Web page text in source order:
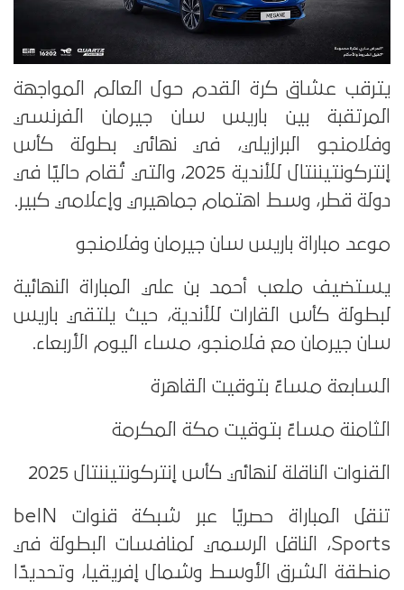
يترقب عشاق كرة القدم حول العالم المواجهة
المرتقبة بين باريس سان جيرمان الفرنسي
وفلامنجو البرازيلي، في نهائي بطولة كأس
إنتركونتيننتال للأندية 2025، والتي تُقام حاليًا في
دولة قطر، وسط اهتمام جماهيري وإعلامي كبير.
موعد مباراة باريس سان جيرمان وفلامنجو
يستضيف ملعب أحمد بن علي المباراة النهائية
لبطولة كأس القارات للأندية، حيث يلتقي باريس
سان جيرمان مع فلامنجو، مساء اليوم الأربعاء.
السابعة مساءً بتوقيت القاهرة
الثامنة مساءً بتوقيت مكة المكرمة
القنوات الناقلة لنهائي كأس إنتركونتيننتال 2025
تنقل المباراة حصريًا عبر شبكة قنوات beIN
Sports، الناقل الرسمي لمنافسات البطولة في
منطقة الشرق الأوسط وشمال إفريقيا، وتحديدًا